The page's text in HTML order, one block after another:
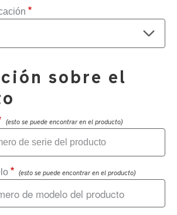
sobre el
(esto se puede encontrar en el producto)
(esto se puede encontrar en el producto)